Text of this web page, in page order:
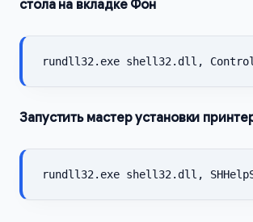
стола на вкладке Фон
rundll32.exe shell32.dll,
Запустить мастер установки
rundll32.exe shell32.dll,